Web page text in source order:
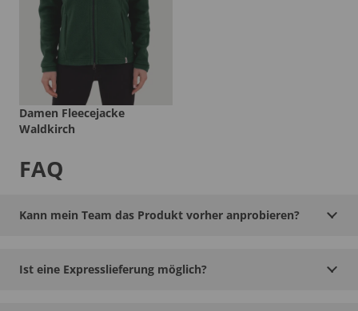
Damen Fleecejacke
Waldkirch
FAQ
Kann mein Team das Produkt vorher anprobieren?
Ist eine Expresslieferung möglich?